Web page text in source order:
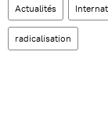
Actualités
radicalisation